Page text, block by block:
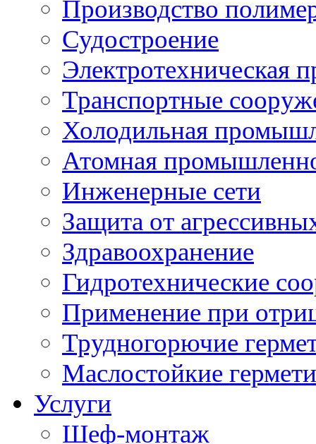
Производство
Судостроение
Электротехническая
Транспортные
Холодильная
Атомная
Инженерные сети
Защита от
Здравоохранение
Гидротехнические
Применение при
Трудногорючие
Маслостойкие
Услуги
Шеф-монтаж